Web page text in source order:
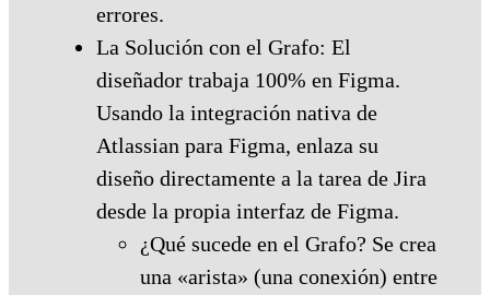
errores.
La Solución con el Grafo: El
diseñador trabaja 100% en Figma.
Usando la integración nativa de
Atlassian para Figma, enlaza su
diseño directamente a la tarea de Jira
desde la propia interfaz de Figma.
¿Qué sucede en el Grafo? Se crea
una «arista» (una conexión) entre